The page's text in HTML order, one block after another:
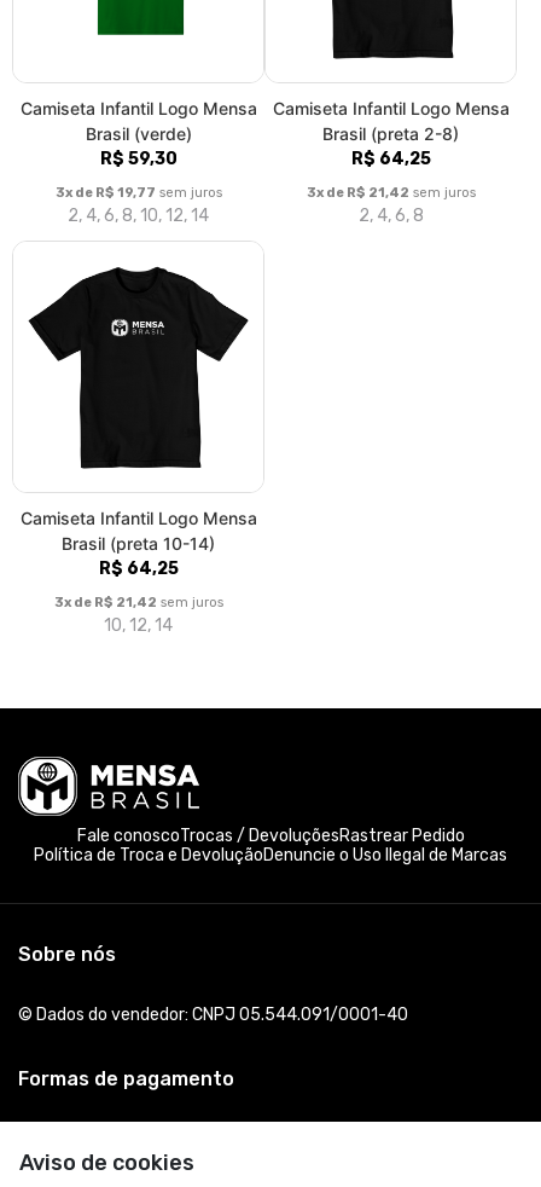
Camiseta Infantil Logo Mensa
Brasil (verde)
R$ 59,30
3x de R$ 19,77 sem juros
2, 4, 6, 8, 10, 12, 14
Camiseta Infantil Logo Mensa
Brasil (preta 2-8)
R$ 64,25
3x de R$ 21,42 sem juros
2, 4, 6, 8
Camiseta Infantil Logo Mensa
Brasil (preta 10-14)
R$ 64,25
3x de R$ 21,42 sem juros
10, 12, 14
Aviso de cookies
Fale conoscoTrocas / DevoluçõesRastrear Pedido
Política de Troca e DevoluçãoDenuncie o Uso Ilegal de Marcas
Sobre nós
© Dados do vendedor: CNPJ 05.544.091/0001-40
Formas de pagamento